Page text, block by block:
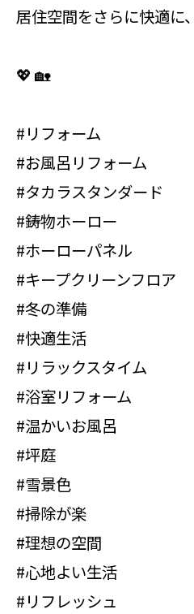
居住空間をさらに快適に
💖 🏡
#リフォーム
#お風呂リフォーム
#タカラスタンダード
#鋳物ホーロー
#ホーローパネル
#キープクリーンフロア
#冬の準備
#快適生活
#リラックスタイム
#浴室リフォーム
#温かいお風呂
#坪庭
#雪景色
#掃除が楽
#理想の空間
#心地よい生活
#リフレッシュ